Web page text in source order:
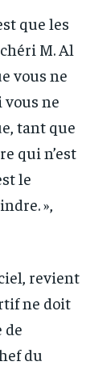
que les
M. Al
vous ne
ne
tant que
qui n’est
le
»,
revient
ne doit
de
du